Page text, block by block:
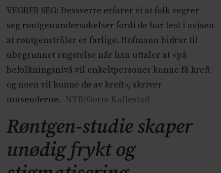
VEGRER SEG: Dessverre erfarer vi at folk vegrer
seg røntgenundersøkelser fordi de har lest i avisen
at røntgenstråler er farlige. Hofmann bidrar til
ubegrunnet engstelse når han uttaler at «på
befolkningsnivå vil enkeltpersoner kunne få kreft
og noen vil kunne dø av kreft», skriver
innsenderne. NTB/Gorm Kallestad
Røntgen-studie skaper
unødig frykt og